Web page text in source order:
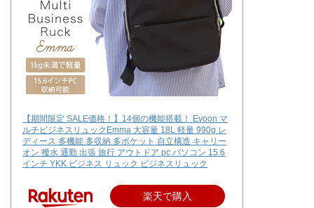
【期間限定 SALE価格！】14個の機能搭載！ Evoon マ
ルチビジネスリュックEmma 大容量 18L 軽量 990g レ
ディース 多機能 多収納 多ポケット 自立構造 キャリー
オン 撥水 通勤 出張 旅行 アウトドア pc パソコン 15.6
インチ YKK ビジネス リュック ビジネスリュック
楽天で購入